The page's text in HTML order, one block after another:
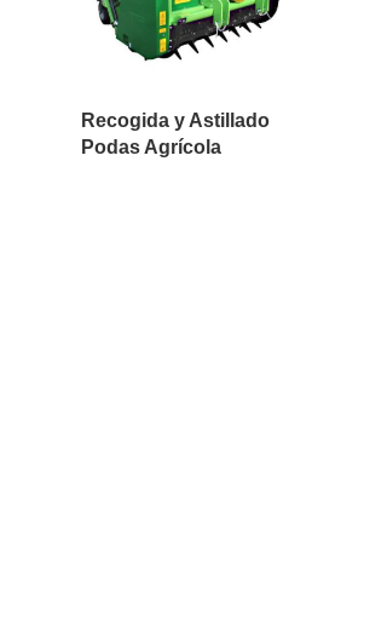
Recogida y Astillado
Podas Agrícola